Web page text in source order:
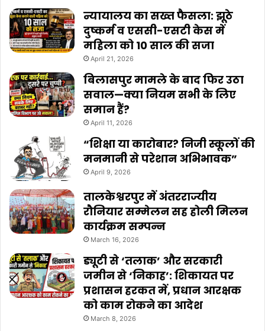
न्यायालय का सख्त फैसला: झूठे
दुष्कर्म व एससी-एसटी केस में
महिला को 10 साल की सजा
April 21, 2026
बिलासपुर मामले के बाद फिर उठा
सवाल—क्या नियम सभी के लिए
समान हैं?
April 11, 2026
“शिक्षा या कारोबार? निजी स्कूलों की
मनमानी से परेशान अभिभावक”
April 9, 2026
तालकेश्वरपुर में अंतरराज्यीय
रौनियार सम्मेलन सह होली मिलन
कार्यक्रम सम्पन्न
March 16, 2026
ड्यूटी से ‘तलाक’ और सरकारी
जमीन से ‘निकाह’: शिकायत पर
प्रशासन हरकत में, प्रधान आरक्षक
को काम रोकने का आदेश
March 8, 2026